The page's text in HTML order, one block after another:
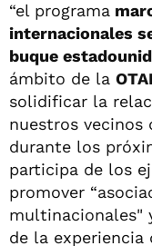
“el programa
internacionales
buque
ámbito de la
solidificar la
nuestros vecinos
durante los
participa de los
promover
multinacionales"
de la experiencia